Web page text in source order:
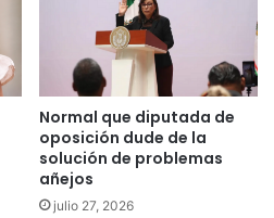
Normal que diputada de
oposición dude de la
solución de problemas
añejos
julio 27, 2026